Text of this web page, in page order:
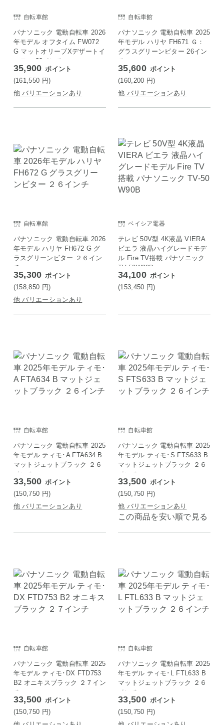
自転車館
パナソニック 電動自転車 2026
年モデル オフタイム FW072
G マットオリーブXデザートイ
エロー 20インチ
35,900 ポイント
(161,550 円)
他 バリエーションあり
自転車館
パナソニック 電動自転車 2025
年モデル ハリヤ FH671 Ｇ：
グラスグリーンビター 26イン
チ
35,600 ポイント
(160,200 円)
他 バリエーションあり
自転車館
パナソニック 電動自転車 2026
年モデル ハリヤ FH672 G グ
ラスグリーンビター ２６イン
チ
35,300 ポイント
(158,850 円)
他 バリエーションあり
ベイシア電器
テレビ 50V型 4K液晶 VIERA
ビエラ 液晶ハイグレードモデ
ル Fire TV搭載 パナソニック
TV-50W90B
34,100 ポイント
(153,450 円)
自転車館
パナソニック 電動自転車 2025
年モデル ティモ･A FTA634 B
マットジェットブラック ２６
インチ
33,500 ポイント
(150,750 円)
他 バリエーションあり
自転車館
パナソニック 電動自転車 2025
年モデル ティモ･S FTS633 B
マットジェットブラック ２６
インチ
33,500 ポイント
(150,750 円)
他 バリエーションあり
この商品を安い順で見る
自転車館
パナソニック 電動自転車 2025
年モデル ティモ･DX FTD753
B2 オニキスブラック ２７イン
チ
33,500 ポイント
(150,750 円)
自転車館
パナソニック 電動自転車 2025
年モデル ティモ･L FTL633 B
マットジェットブラック ２６
インチ
33,500 ポイント
(150,750 円)